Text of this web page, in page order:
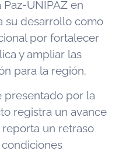
UNIPAZ en
su desarrollo como
por fortalecer
y ampliar las
para la región.
presentado por la
registra un avance
reporta un retraso
condiciones